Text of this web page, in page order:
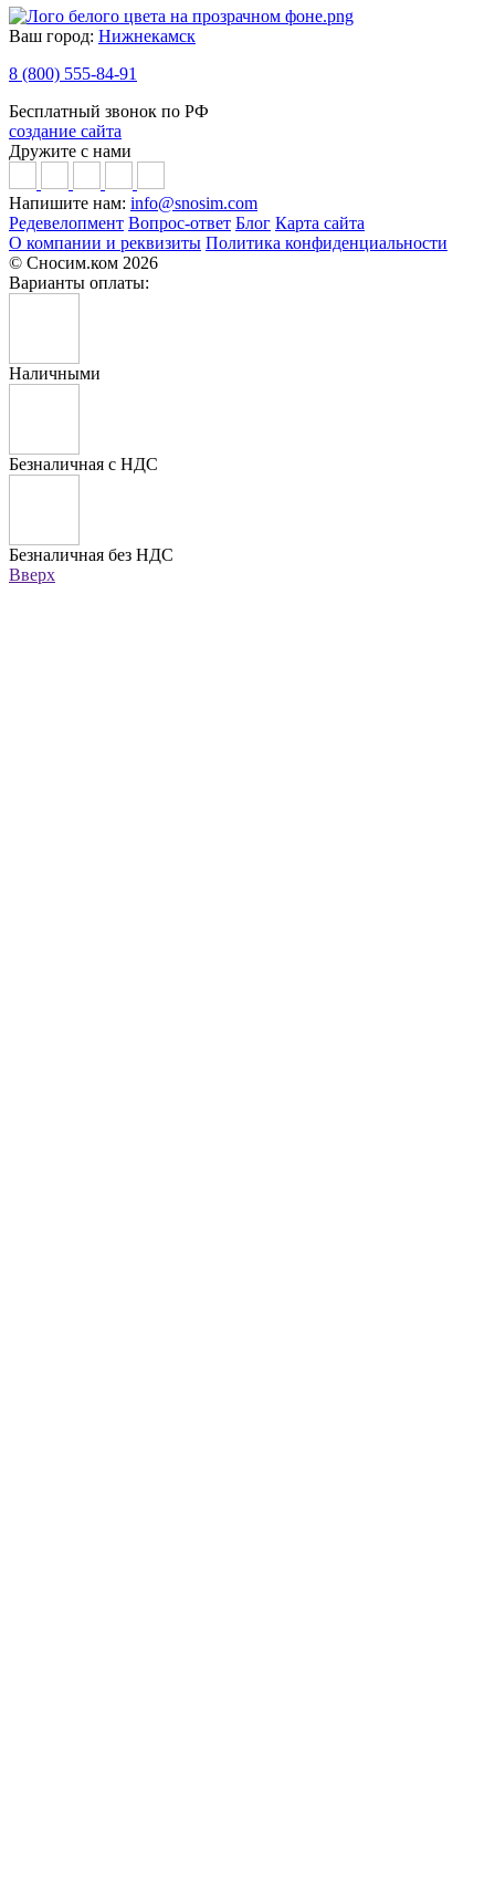
Ваш город: Нижнекамск
8 (800) 555-84-91
Бесплатный звонок по РФ
создание сайта
Дружите с нами
Напишите нам: info@snosim.com
Редевелопмент Вопрос-ответ Блог Карта сайта
О компании и реквизиты Политика конфиденциальности
© Сносим.ком 2026
Варианты оплаты:
Наличными
Безналичная с НДС
Безналичная без НДС
Вверх